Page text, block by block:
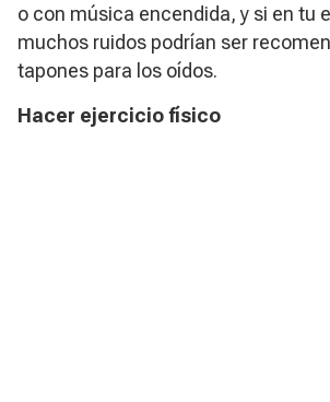
o con música encendida, y si en tu
muchos ruidos podrían ser
tapones para los oídos.
Hacer ejercicio físico